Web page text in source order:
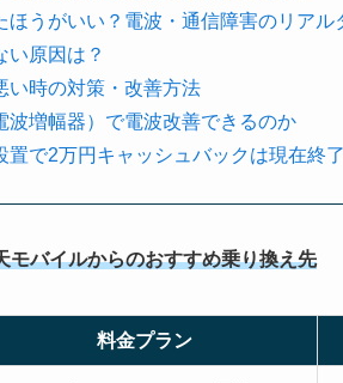
ほうがいい？電波・通信障害のリアル
い原因は？
い時の対策・改善方法
増幅器）で電波改善できるのか
で2万円キャッシュバックは現在終了
モバイルからのおすすめ乗り換え先
料金プラン